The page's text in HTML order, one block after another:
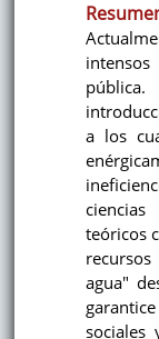
a los
teóricos
agua"
sociales